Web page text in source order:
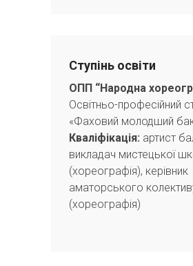
Ступінь освіти
ОПП “Народна
Освітньо-професійний
«Фаховий молодший
Кваліфікація: артист
викладач мистецької
(хореографія), керівник
аматорського
(хореографія)